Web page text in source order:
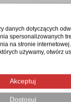
danych dotyczących
spersonalizowanych
na stronie
używamy, otwórz
Akceptuj
Dostosuj